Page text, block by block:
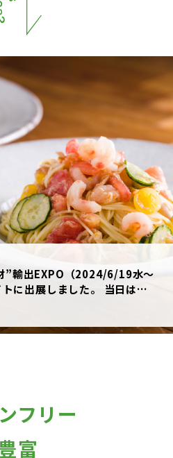
輸出EXPO（2024/6/19水〜
に出展しました。 当日は
した。 スタッフ一同、皆様
フリー
富